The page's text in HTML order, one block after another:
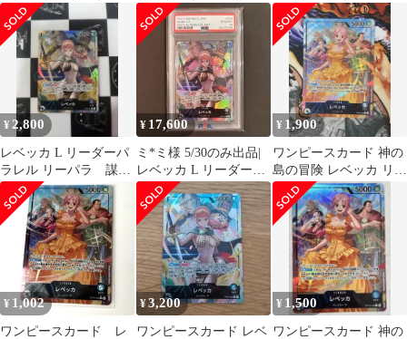
ラレル 謀略の王国
OP04-039
謀略の王国OP04-039
謀略の王国)
¥ 2,800
レベッカ L リーダーパ
ラレル リーパラ 謀略
の王国OP04-039
¥ 17,600
ミ*ミ様 5/30のみ出品|
レベッカ L リーダーパ
ラレルOP04-039 PS
¥ 1,900
ワンピースカード 神の
島の冒険 レベッカ リー
ダーパラレル
¥ 1,002
ワンピースカード レ
¥3,200
ワンピースカード レベ
¥ 1,500
ワンピースカード 神の